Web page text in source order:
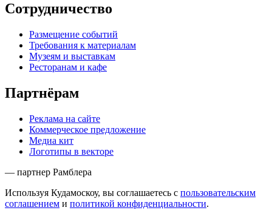
Сотрудничество
Размещение событий
Требования к материалам
Музеям и выставкам
Ресторанам и кафе
Партнёрам
Реклама на сайте
Коммерческое предложение
Медиа кит
Логотипы в векторе
— партнер Рамблера
Используя Кудамоскоу, вы соглашаетесь с пользовательским
соглашением и политикой конфиденциальности.